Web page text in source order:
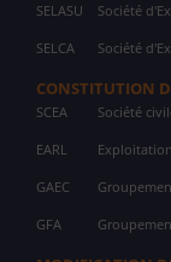
SELASU Société
SELCA Société
CONSTITUTION
SCEA Société
EARL
GAEC
GFA